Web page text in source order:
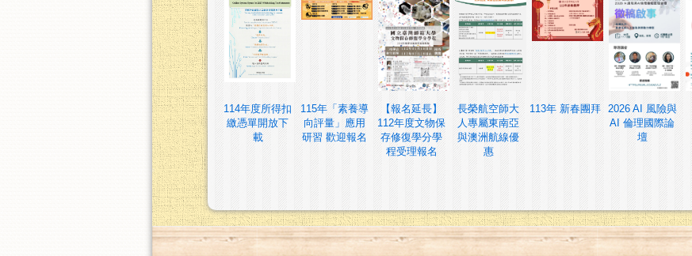
114年度所得扣
繳憑單開放下
載
115年「素養導
向評量」應用
研習 歡迎報名
【報名延長】
112年度文物保
存修復學分學
程受理報名
長榮航空師大
人專屬東南亞
與澳洲航線優
惠
113年 新春團拜
2026 AI 風險與
AI 倫理國際論
壇